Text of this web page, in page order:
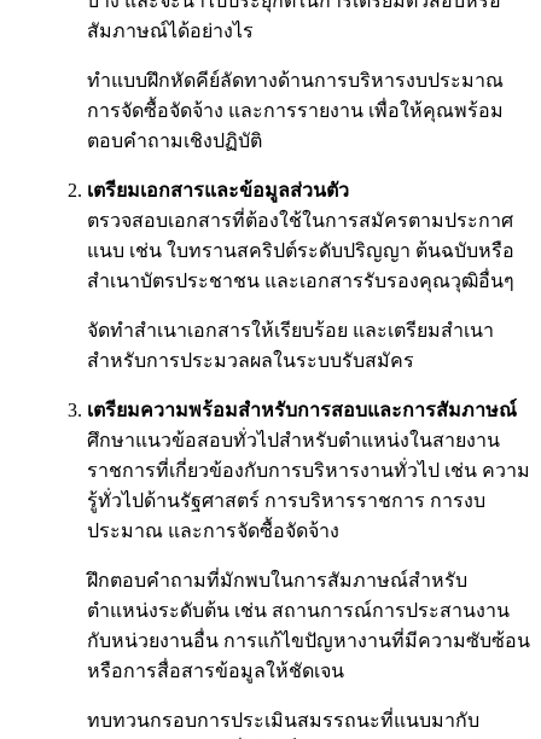
สัมภาษณ์ได้อย่างไร
ทำแบบฝึกหัดคีย์ลัดทางด้านการบริหารงบประมาณ
การจัดซื้อจัดจ้าง และการรายงาน เพื่อให้คุณพร้อม
ตอบคำถามเชิงปฏิบัติ
เตรียมเอกสารและข้อมูลส่วนตัว
ตรวจสอบเอกสารที่ต้องใช้ในการสมัครตามประกาศ
แนบ เช่น ใบทรานสคริปต์ระดับปริญญา ต้นฉบับหรือ
สำเนาบัตรประชาชน และเอกสารรับรองคุณวุฒิอื่นๆ
จัดทำสำเนาเอกสารให้เรียบร้อย และเตรียมสำเนา
สำหรับการประมวลผลในระบบรับสมัคร
เตรียมความพร้อมสำหรับการสอบและการสัมภาษณ์
ศึกษาแนวข้อสอบทั่วไปสำหรับตำแหน่งในสายงาน
ราชการที่เกี่ยวข้องกับการบริหารงานทั่วไป เช่น ความ
รู้ทั่วไปด้านรัฐศาสตร์ การบริหารราชการ การงบ
ประมาณ และการจัดซื้อจัดจ้าง
ฝึกตอบคำถามที่มักพบในการสัมภาษณ์สำหรับ
ตำแหน่งระดับต้น เช่น สถานการณ์การประสานงาน
กับหน่วยงานอื่น การแก้ไขปัญหางานที่มีความซับซ้อน
หรือการสื่อสารข้อมูลให้ชัดเจน
ทบทวนกรอบการประเมินสมรรถนะที่แนบมากับ